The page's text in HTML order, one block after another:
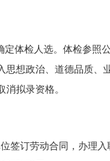
定体检人选。体检参照
思想政治、道德品质、
消拟录资格。
签订劳动合同，办理